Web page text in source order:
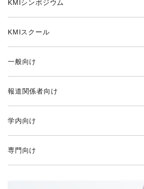
KMIシンポジウム
KMIスクール
一般向け
報道関係者向け
学内向け
専門向け